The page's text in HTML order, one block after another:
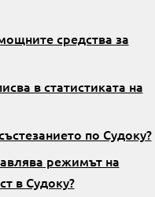
средства за
в статистиката на
по Судоку?
режимът на
в Судоку?